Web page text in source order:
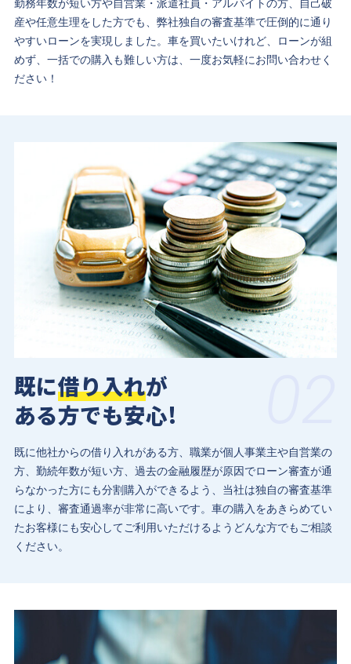
勤務年数が短い方や自営業・派遣社員・アルバイトの方、自己破
産や任意生理をした方でも、弊社独自の審査基準で圧倒的に通り
やすいローンを実現しました。車を買いたいけれど、ローンが組
めず、一括での購入も難しい方は、一度お気軽にお問い合わせく
ださい！
既に借り入れが
ある方でも安心!
既に他社からの借り入れがある方、職業が個人事業主や自営業の
方、勤続年数が短い方、過去の金融履歴が原因でローン審査が通
らなかった方にも分割購入ができるよう、当社は独自の審査基準
により、審査通過率が非常に高いです。車の購入をあきらめてい
たお客様にも安心してご利用いただけるようどんな方でもご相談
ください。